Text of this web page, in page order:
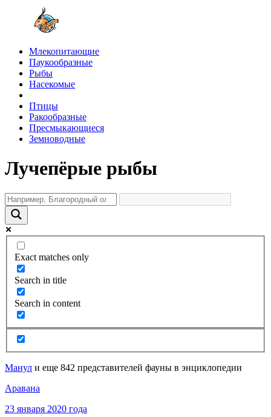
Млекопитающие
Паукообразные
Рыбы
Насекомые
Птицы
Ракообразные
Пресмыкающиеся
Земноводные
Лучепёрые рыбы
Exact matches only
Search in title
Search in content
Манул и еще 842 представителей фауны в энциклопедии
Аравана
23 января 2020 года